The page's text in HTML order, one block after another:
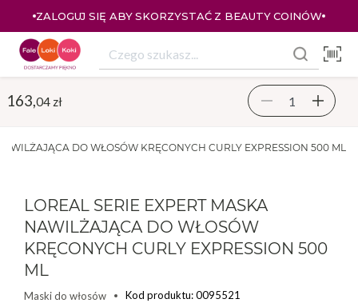
ZALOGUJ SIĘ ABY SKORZYSTAĆ Z BEAUTY COINÓW
DO WŁOSÓW KRĘCONYCH CURLY EXPRESSION 500 ML
LOREAL SERIE EXPERT MASKA
NAWILŻAJĄCA DO WŁOSÓW
KRĘCONYCH CURLY EXPRESSION 500
ML
Maski do włosów Kod produktu: 0095521
163, 04 zł